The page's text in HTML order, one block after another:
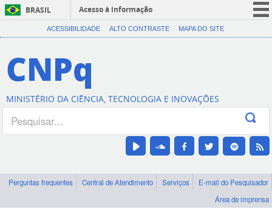
BRASIL
Acesso à informação
CORONAVÍRUS (COVID-19)
Canais
ACESSIBILIDADE ALTO CONTRASTE MAPA DO SITE
CNPq
MINISTÉRIO DA CIÊNCIA, TECNOLOGIA E INOVAÇÕES
Perguntas frequentes Central de Atendimento Serviços
E-mail do Pesquisador
Área de imprensa